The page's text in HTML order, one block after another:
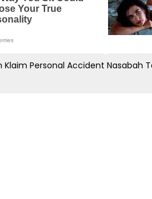
Klaim Personal Accident Nasabah